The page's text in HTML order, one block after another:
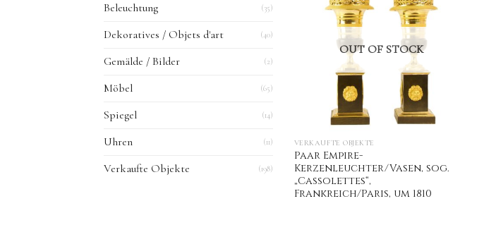
Beleuchtung (35)
Dekoratives / Objets d'art (40)
Gemälde / Bilder (2)
Möbel (65)
Spiegel (14)
Uhren (11)
Verkaufte Objekte (198)
OUT OF STOCK
VERKAUFTE OBJEKTE
Paar Empire-
Kerzenleuchter/Vasen, sog.
„Cassolettes“,
Frankreich/Paris, um 1810